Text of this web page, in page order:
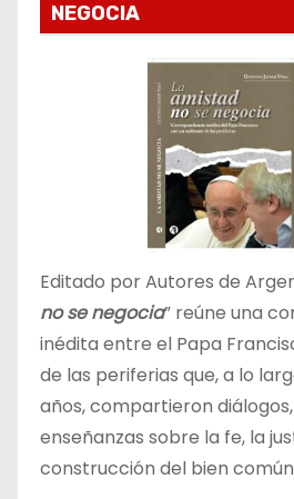
NEGOCIA
Editado por Autores de
no se negocia” reúne una
inédita entre el Papa
de las periferias que, a lo
años, compartieron
enseñanzas sobre la fe, la
construcción del bien